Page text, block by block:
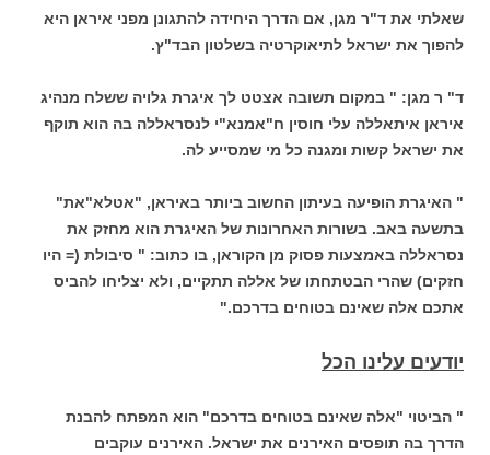
שאלתי את ד"ר מגן, אם הדרך היחידה להתגונן מפני איראן היא
להפוך את ישראל לתיאוקרטיה בשלטון הבד"ץ.
ד" ר מגן: " במקום תשובה אצטט לך איגרת גלויה ששלח מנהיג
איראן איתאללה עלי חוסין ח"אמנא"י לנסראללה בה הוא תוקף
את ישראל קשות ומגנה כל מי שמסייע לה.
" האיגרת הופיעה בעיתון החשוב ביותר באיראן, "אטלא"את"
בתשעה באב. בשורות האחרונות של האיגרת הוא מחזק את
נסראללה באמצעות פסוק מן הקוראן, בו כתוב: " סיבולת (= היו
חזקים) שהרי הבטתחתו של אללה תתקיים, ולא יצליחו להביס
אתכם אלה שאינם בטוחים בדרכם."
יודעים עלינו הכל
" הביטוי "אלה שאינם בטוחים בדרכם" הוא המפתח להבנת
הדרך בה תופסים האירנים את ישראל. האירנים עוקבים